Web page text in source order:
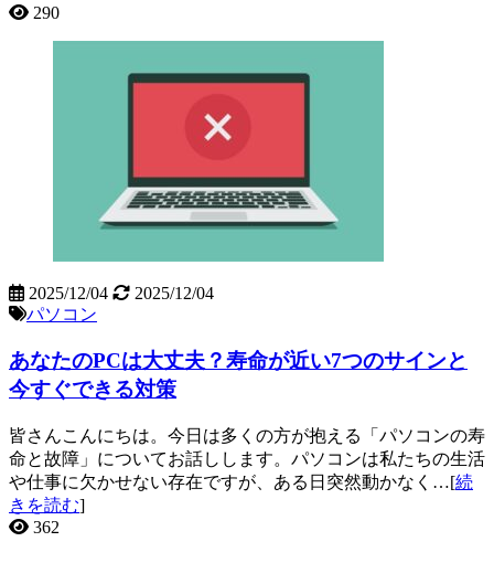
290
2025/12/04
2025/12/04
パソコン
あなたのPCは大丈夫？寿命が近い7つのサインと
今すぐできる対策
皆さんこんにちは。今日は多くの方が抱える「パソコンの寿
命と故障」についてお話しします。パソコンは私たちの生活
や仕事に欠かせない存在ですが、ある日突然動かなく…[続
きを読む]
362